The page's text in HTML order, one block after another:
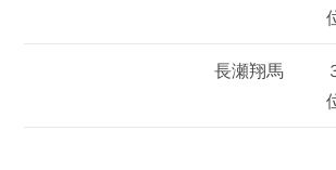
長瀬翔馬